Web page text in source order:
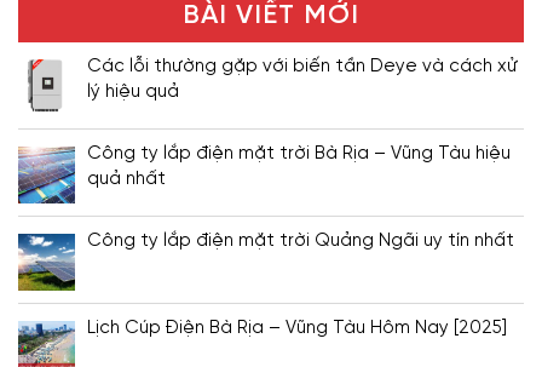
BÀI VIẾT MỚI
Các lỗi thường gặp với biến tần Deye và cách xử
lý hiệu quả
Công ty lắp điện mặt trời Bà Rịa – Vũng Tàu hiệu
quả nhất
Công ty lắp điện mặt trời Quảng Ngãi uy tín nhất
Lịch Cúp Điện Bà Rịa – Vũng Tàu Hôm Nay [2025]